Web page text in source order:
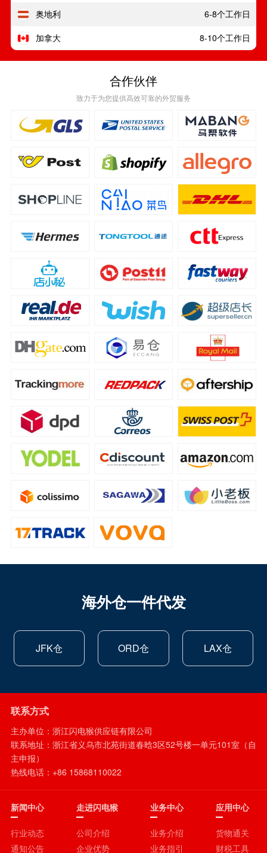
奥地利
6-8个工作日
加拿大
8-10个工作日
合作伙伴
致力于为您提供高效可靠的外贸服务
海外仓一件代发
JFK仓 ORD仓 LAX仓
联系方式
主办单位：浙江闪电猴供应链有限公司
联系地址：浙江省义乌市北苑街道春晗3区52号楼一单元101室（自
主申报）
热线电话：+86 15868110022
新闻中心
行业动态
通知公告
走进闪电猴
公司介绍
企业优势
业务中心
业务介绍
业务指引
应用中心
货物通关
财税工具